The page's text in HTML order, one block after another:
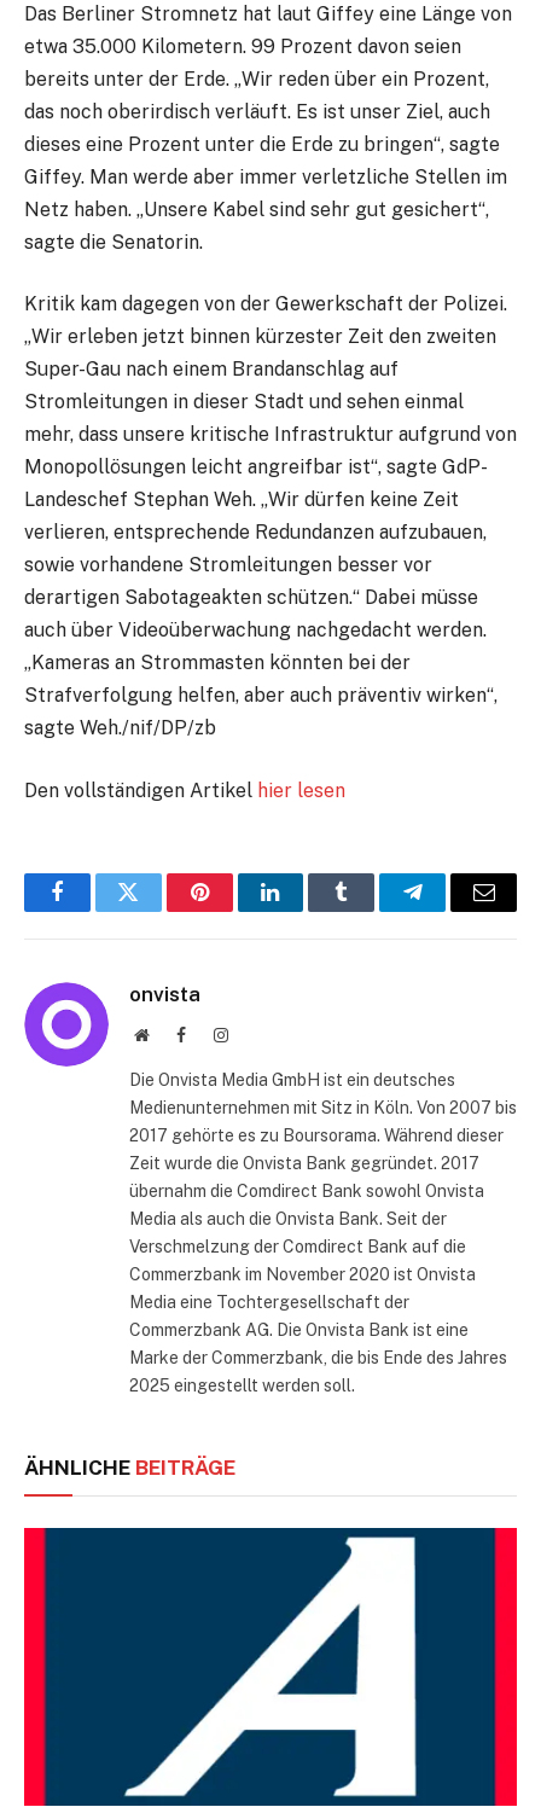
Das Berliner Stromnetz hat laut Giffey eine Länge von
etwa 35.000 Kilometern. 99 Prozent davon seien
bereits unter der Erde. „Wir reden über ein Prozent,
das noch oberirdisch verläuft. Es ist unser Ziel, auch
dieses eine Prozent unter die Erde zu bringen“, sagte
Giffey. Man werde aber immer verletzliche Stellen im
Netz haben. „Unsere Kabel sind sehr gut gesichert“,
sagte die Senatorin.
Kritik kam dagegen von der Gewerkschaft der Polizei.
„Wir erleben jetzt binnen kürzester Zeit den zweiten
Super-Gau nach einem Brandanschlag auf
Stromleitungen in dieser Stadt und sehen einmal
mehr, dass unsere kritische Infrastruktur aufgrund von
Monopollösungen leicht angreifbar ist“, sagte GdP-
Landeschef Stephan Weh. „Wir dürfen keine Zeit
verlieren, entsprechende Redundanzen aufzubauen,
sowie vorhandene Stromleitungen besser vor
derartigen Sabotageakten schützen.“ Dabei müsse
auch über Videoüberwachung nachgedacht werden.
„Kameras an Strommasten könnten bei der
Strafverfolgung helfen, aber auch präventiv wirken“,
sagte Weh./nif/DP/zb
Den vollständigen Artikel hier lesen
FacebookTwitter PinterestLinkedInTumblr TelegramE-
onvista
WebsiteFacebookInstagram
Die Onvista Media GmbH ist ein deutsches
Medienunternehmen mit Sitz in Köln. Von 2007 bis
2017 gehörte es zu Boursorama. Während dieser
Zeit wurde die Onvista Bank gegründet. 2017
übernahm die Comdirect Bank sowohl Onvista
Media als auch die Onvista Bank. Seit der
Verschmelzung der Comdirect Bank auf die
Commerzbank im November 2020 ist Onvista
Media eine Tochtergesellschaft der
Commerzbank AG. Die Onvista Bank ist eine
Marke der Commerzbank, die bis Ende des Jahres
2025 eingestellt werden soll.
ÄHNLICHE BEITRÄGE